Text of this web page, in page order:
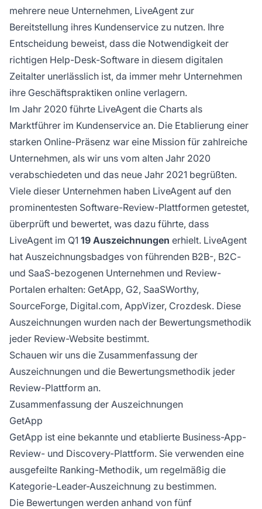
mehrere neue Unternehmen, LiveAgent zur
Bereitstellung ihres Kundenservice zu nutzen. Ihre
Entscheidung beweist, dass die Notwendigkeit der
richtigen Help-Desk-Software in diesem digitalen
Zeitalter unerlässlich ist, da immer mehr Unternehmen
ihre Geschäftspraktiken online verlagern.
Im Jahr 2020 führte LiveAgent die Charts als
Marktführer im Kundenservice an. Die Etablierung einer
starken Online-Präsenz war eine Mission für zahlreiche
Unternehmen, als wir uns vom alten Jahr 2020
verabschiedeten und das neue Jahr 2021 begrüßten.
Viele dieser Unternehmen haben LiveAgent auf den
prominentesten Software-Review-Plattformen getestet,
überprüft und bewertet, was dazu führte, dass
LiveAgent im Q1 19 Auszeichnungen erhielt. LiveAgent
hat Auszeichnungsbadges von führenden B2B-, B2C-
und SaaS-bezogenen Unternehmen und Review-
Portalen erhalten: GetApp, G2, SaaSWorthy,
SourceForge, Digital.com, AppVizer, Crozdesk. Diese
Auszeichnungen wurden nach der Bewertungsmethodik
jeder Review-Website bestimmt.
Schauen wir uns die Zusammenfassung der
Auszeichnungen und die Bewertungsmethodik jeder
Review-Plattform an.
Zusammenfassung der Auszeichnungen
GetApp
GetApp ist eine bekannte und etablierte Business-App-
Review- und Discovery-Plattform. Sie verwenden eine
ausgefeilte Ranking-Methodik, um regelmäßig die
Kategorie-Leader-Auszeichnung zu bestimmen.
Die Bewertungen werden anhand von fünf